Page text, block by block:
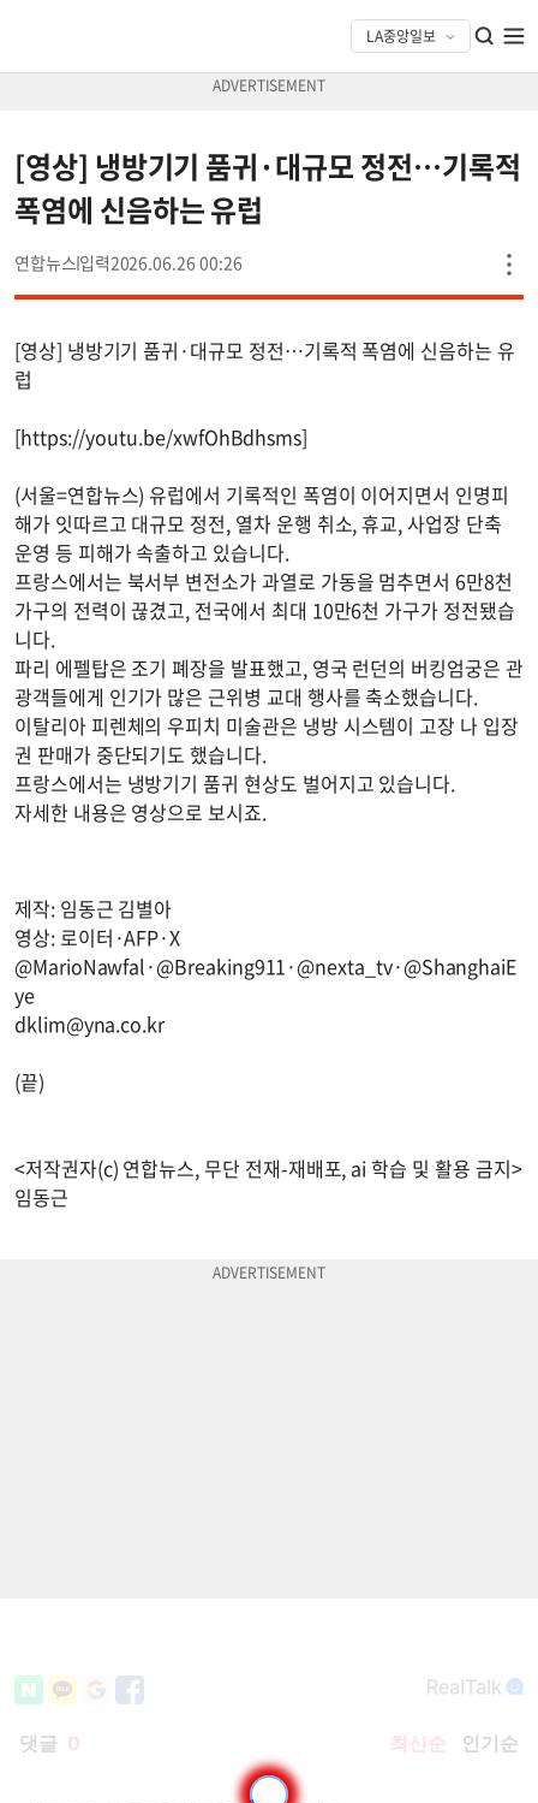
[영상] 냉방기기 품귀·대규모 정전…기록적
폭염에 신음하는 유럽
연합뉴스 2026.06.26 00:26
[영상] 냉방기기 품귀·대규모 정전…기록적 폭염에 신음하는 유
럽
[https://youtu.be/xwfOhBdhsms]
(서울=연합뉴스) 유럽에서 기록적인 폭염이 이어지면서 인명피
해가 잇따르고 대규모 정전, 열차 운행 취소, 휴교, 사업장 단축
운영 등 피해가 속출하고 있습니다.
프랑스에서는 북서부 변전소가 과열로 가동을 멈추면서 6만8천
가구의 전력이 끊겼고, 전국에서 최대 10만6천 가구가 정전됐습
니다.
파리 에펠탑은 조기 폐장을 발표했고, 영국 런던의 버킹엄궁은 관
광객들에게 인기가 많은 근위병 교대 행사를 축소했습니다.
이탈리아 피렌체의 우피치 미술관은 냉방 시스템이 고장 나 입장
권 판매가 중단되기도 했습니다.
프랑스에서는 냉방기기 품귀 현상도 벌어지고 있습니다.
자세한 내용은 영상으로 보시죠.
제작: 임동근 김별아
영상: 로이터·AFP·X
@MarioNawfal·@Breaking911·@nexta_tv·@ShanghaiE
ye
dklim@yna.co.kr
(끝)
<저작권자(c) 연합뉴스, 무단 전재-재배포, ai 학습 및 활용 금지>
임동근